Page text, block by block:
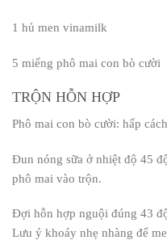
1 hủ men vinamilk
5 miếng phô mai con bò cười
TRỘN HỖN HỢP
Phô mai con bò cười: hấp
Đun nóng sữa ở nhiệt độ 45
phô mai vào trộn.
Đợi hỗn hợp nguội đúng 43
Lưu ý khoáy nhẹ nhàng để